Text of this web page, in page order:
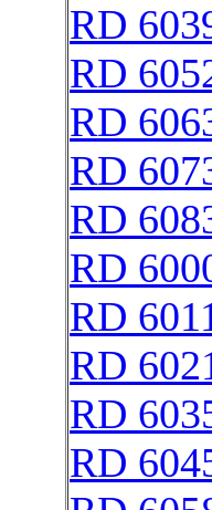
RD
RD
RD
RD
RD
RD
RD
RD
RD
RD